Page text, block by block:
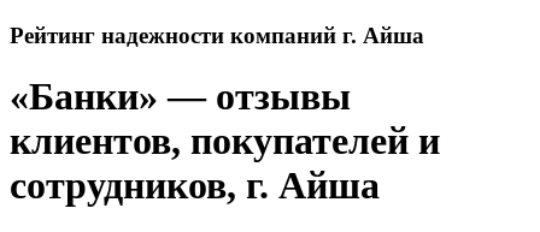
Рейтинг надежности компаний г. Айша
«Банки» — отзывы
клиентов, покупателей и
сотрудников, г. Айша